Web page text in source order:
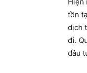
tồn
dịch
đi.
đầu